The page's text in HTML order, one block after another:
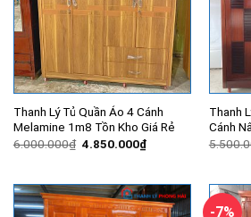
Thanh Lý Tủ Quần Áo 4 Cánh
Melamine 1m8 Tồn Kho Giá Rẻ
6.000.000₫ Giá
4.850.000₫Giá
hiện
4.850.000₫.
Thanh
Cánh
-7%